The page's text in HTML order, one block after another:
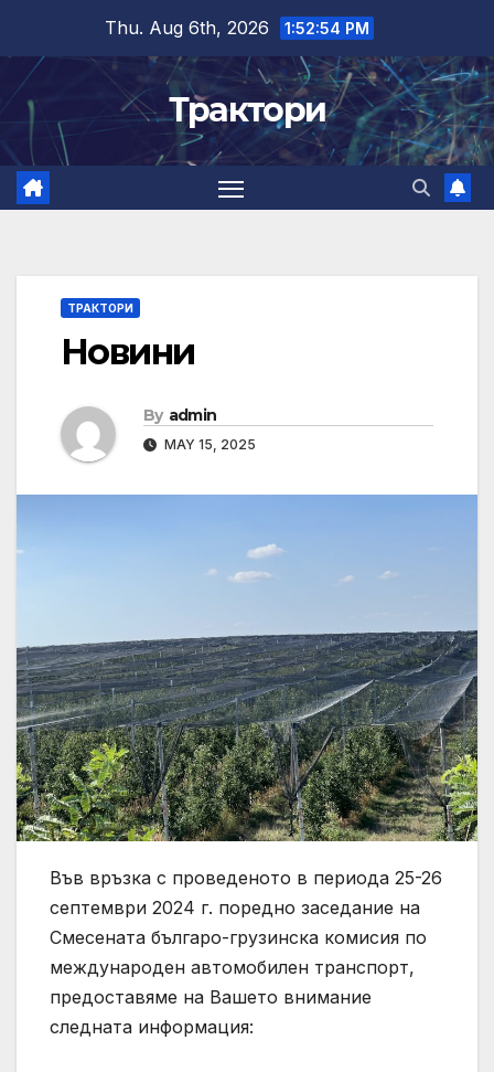
content
Thu. Aug 6th, 2026 1:52:54 PM
Трактори
ТРАКТОРИ
Новини
By admin
MAY 15, 2025
Във връзка с проведеното в периода 25-26
септември 2024 г. поредно заседание на
Смесената българо-грузинска комисия по
международен автомобилен транспорт,
предоставяме на Вашето внимание
следната информация: